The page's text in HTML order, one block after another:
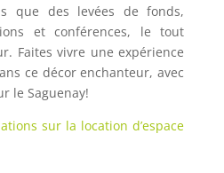
que des levées de fonds,
et conférences, le tout
Faites vivre une expérience
ce décor enchanteur, avec
le Saguenay!
sur la location d’espace